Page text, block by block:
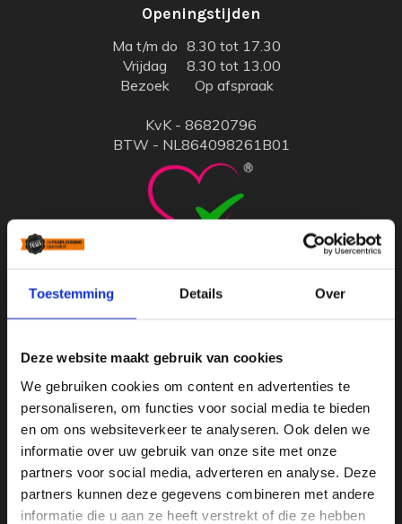
Toestemming Details Over
Deze website maakt gebruik van cookies
We gebruiken cookies om content en advertenties te
personaliseren, om functies voor social media te bieden
en om ons websiteverkeer te analyseren. Ook delen we
informatie over uw gebruik van onze site met onze
partners voor social media, adverteren en analyse. Deze
partners kunnen deze gegevens combineren met andere
informatie die u aan ze heeft verstrekt of die ze hebben
Openingstijden
Ma t/m do 8.30 tot 17.30
Vrijdag
8.30 tot 13.00
Bezoek
Op afspraak
KvK - 86820796
BTW - NL864098261B01
Standaard trapleuningen
Stalen trapleuning met houders
Houten trapleuning met houders
Maatwerk trapleuningen
Zwarte trapleuningen
RVS trapleuningen